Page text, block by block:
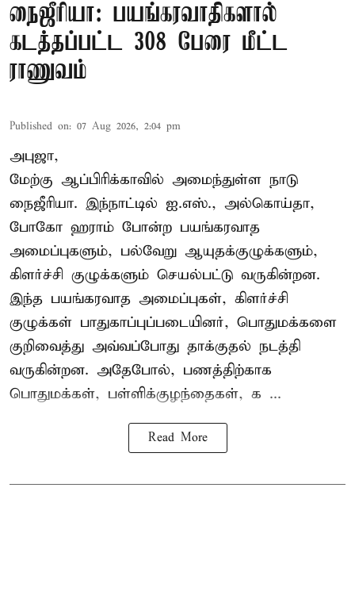
நைஜீரியா: பயங்கரவாதிகளால்
கடத்தப்பட்ட 308 பேரை மீட்ட
ராணுவம்
Published on: 07 Aug 2026, 2:04 pm
அபுஜா,
மேற்கு ஆப்பிரிக்காவில் அமைந்துள்ள நாடு
நைஜீரியா. இந்நாட்டில் ஐ.எஸ்., அல்கொய்தா,
போகோ ஹராம் போன்ற பயங்கரவாத
அமைப்புகளும், பல்வேறு ஆயுதக்குழுக்களும்,
கிளர்ச்சி குழுக்களும் செயல்பட்டு வருகின்றன.
இந்த பயங்கரவாத அமைப்புகள், கிளர்ச்சி
குழுக்கள் பாதுகாப்புப்படையினர், பொதுமக்களை
குறிவைத்து அவ்வப்போது தாக்குதல் நடத்தி
வருகின்றன. அதேபோல், பணத்திற்காக
பொதுமக்கள், பள்ளிக்குழந்தைகள், க ...
Read More